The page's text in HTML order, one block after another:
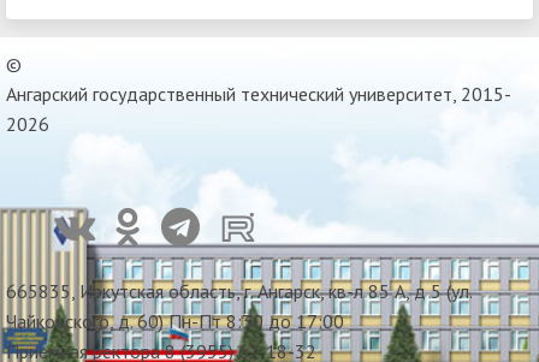
©
Ангарский государственный технический университет, 2015-
2026
665835, Иркутская область, г. Ангарск, кв-л 85 А, д 5 (ул.
Чайковского, д. 60) Пн-Пт 8:30 до 17:00
Приемная ректора 8 (3955) 67-18-32